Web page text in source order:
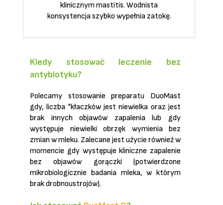
klinicznym mastitis. Wodnista
konsystencja szybko wypełnia zatokę.
Kiedy stosować leczenie bez
antybiotyku?
Polecamy stosowanie preparatu DuoMast
gdy, liczba "kłaczków jest niewielka oraz jest
brak innych objawów zapalenia lub gdy
występuje niewielki obrzęk wymienia bez
zmian w mleku. Zalecane jest użycie również w
momencie gdy występuje kliniczne zapalenie
bez objawów gorączki (potwierdzone
mikrobiologicznie badania mleka, w którym
brak drobnoustrojów).